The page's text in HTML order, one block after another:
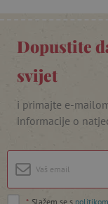
Dopustite
svijet
i primajte e-
informacije o
* Slažem se s